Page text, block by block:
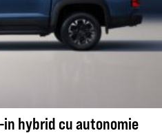
in hybrid cu autonomie